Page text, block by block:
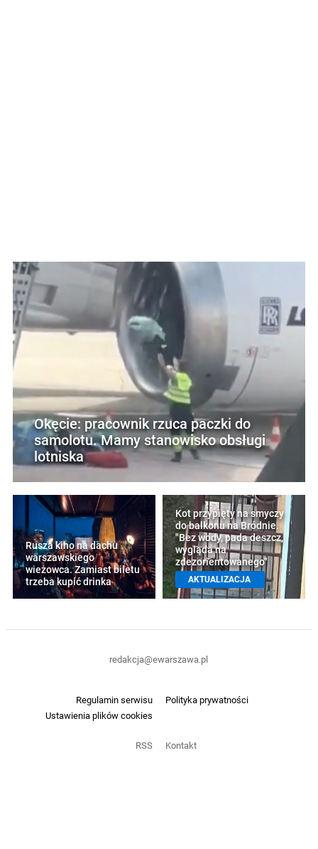
Okęcie: pracownik rzuca paczki do
samolotu. Mamy stanowisko obsługi
lotniska
Rusza kino na dachu
warszawskiego
wieżowca. Zamiast biletu
trzeba kupić drinka
Kot przypięty na smyczy
do balkonu na Bródnie.
"Bez wody, pada deszcz,
wygląda na
zdezorientowanego"
AKTUALIZACJA
Regulamin serwisu
Polityka prywatności
Ustawienia plików cookies
RSS Kontakt
redakcja@ewarszawa.pl